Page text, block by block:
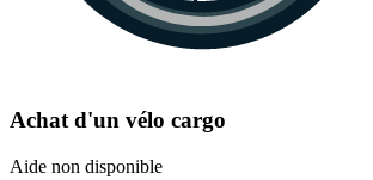
Achat d'un vélo cargo
Aide non disponible